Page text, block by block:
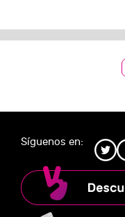
Síguenos en: